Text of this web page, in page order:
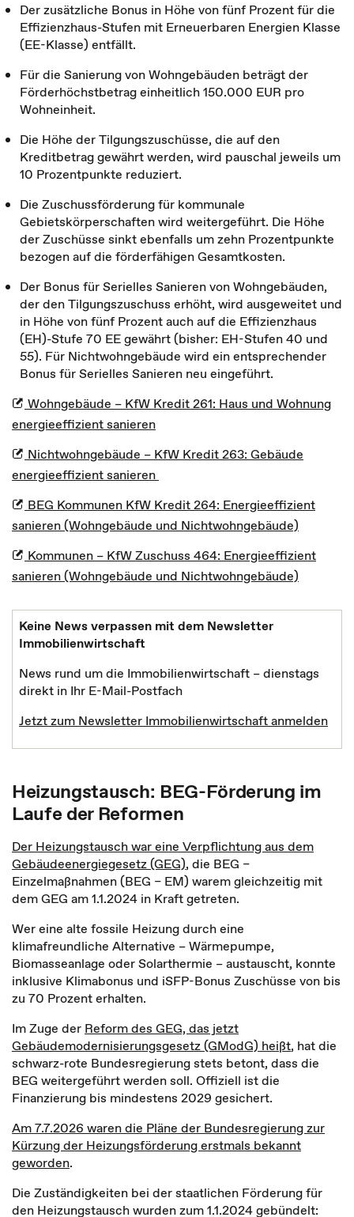
Der zusätzliche Bonus in Höhe von fünf Prozent für die
Effizienzhaus-Stufen mit Erneuerbaren Energien Klasse
(EE-Klasse) entfällt.
Für die Sanierung von Wohngebäuden beträgt der
Förderhöchstbetrag einheitlich 150.000 EUR pro
Wohneinheit.
Die Höhe der Tilgungszuschüsse, die auf den
Kreditbetrag gewährt werden, wird pauschal jeweils um
10 Prozentpunkte reduziert.
Die Zuschussförderung für kommunale
Gebietskörperschaften wird weitergeführt. Die Höhe
der Zuschüsse sinkt ebenfalls um zehn Prozentpunkte
bezogen auf die förderfähigen Gesamtkosten.
Der Bonus für Serielles Sanieren von Wohngebäuden,
der den Tilgungszuschuss erhöht, wird ausgeweitet und
in Höhe von fünf Prozent auch auf die Effizienzhaus
(EH)-Stufe 70 EE gewährt (bisher: EH-Stufen 40 und
55). Für Nichtwohngebäude wird ein entsprechender
Bonus für Serielles Sanieren neu eingeführt.
Wohngebäude – KfW Kredit 261: Haus und Wohnung
energieeffizient sanieren
Nichtwohngebäude – KfW Kredit 263: Gebäude
energieeffizient sanieren
BEG Kommunen KfW Kredit 264: Energieeffizient
sanieren (Wohngebäude und Nichtwohngebäude)
Kommunen – KfW Zuschuss 464: Energieeffizient
sanieren (Wohngebäude und Nichtwohngebäude)
Keine News verpassen mit dem Newsletter
Immobilienwirtschaft
News rund um die Immobilienwirtschaft – dienstags
direkt in Ihr E-Mail-Postfach
Jetzt zum Newsletter Immobilienwirtschaft anmelden
Heizungstausch: BEG-Förderung im
Laufe der Reformen
Der Heizungstausch war eine Verpflichtung aus dem
Gebäudeenergiegesetz (GEG), die BEG –
Einzelmaßnahmen (BEG – EM) warem gleichzeitig mit
dem GEG am 1.1.2024 in Kraft getreten.
Wer eine alte fossile Heizung durch eine
klimafreundliche Alternative – Wärmepumpe,
Biomasseanlage oder Solarthermie – austauscht, konnte
inklusive Klimabonus und iSFP-Bonus Zuschüsse von bis
zu 70 Prozent erhalten.
Im Zuge der Reform des GEG, das jetzt
Gebäudemodernisierungsgesetz (GModG) heißt, hat die
schwarz-rote Bundesregierung stets betont, dass die
BEG weitergeführt werden soll. Offiziell ist die
Finanzierung bis mindestens 2029 gesichert.
Am 7.7.2026 waren die Pläne der Bundesregierung zur
Kürzung der Heizungsförderung erstmals bekannt
geworden.
Die Zuständigkeiten bei der staatlichen Förderung für
den Heizungstausch wurden zum 1.1.2024 gebündelt: